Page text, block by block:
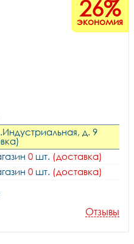
26%
экономия
д. 9
0 шт. (доставка)
0 шт. (доставка)
Отзывы